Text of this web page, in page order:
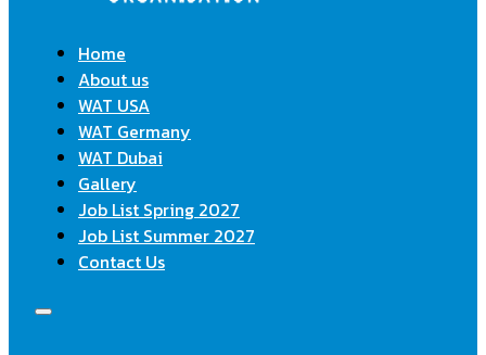
Home
About us
WAT USA
WAT Germany
WAT Dubai
Gallery
Job List Spring 2027
Job List Summer 2027
Contact Us